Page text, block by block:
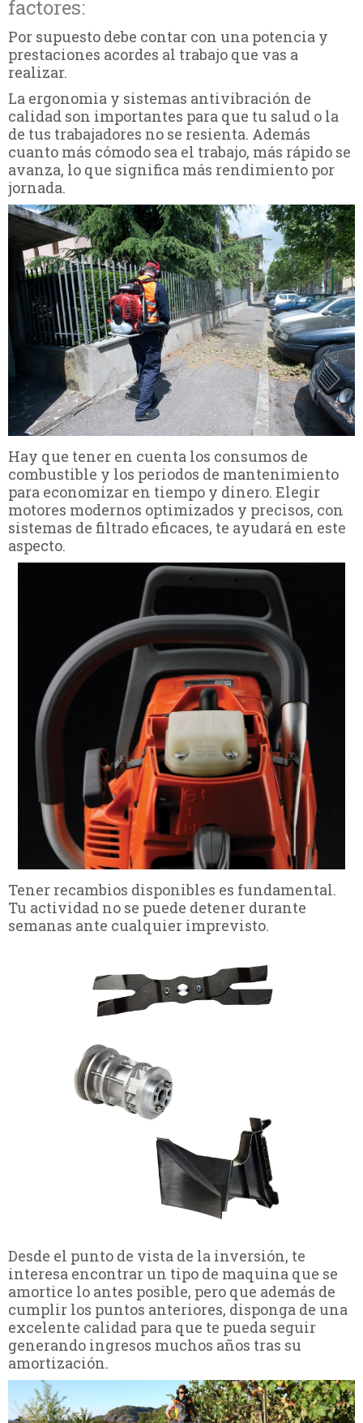
factores:
Por supuesto debe contar con una potencia y
prestaciones acordes al trabajo que vas a
realizar.
La ergonomia y sistemas antivibración de
calidad son importantes para que tu salud o la
de tus trabajadores no se resienta. Además
cuanto más cómodo sea el trabajo, más rápido se
avanza, lo que significa más rendimiento por
jornada.
Hay que tener en cuenta los consumos de
combustible y los periodos de mantenimiento
para economizar en tiempo y dinero. Elegir
motores modernos optimizados y precisos, con
sistemas de filtrado eficaces, te ayudará en este
aspecto.
Tener recambios disponibles es fundamental.
Tu actividad no se puede detener durante
semanas ante cualquier imprevisto.
Desde el punto de vista de la inversión, te
interesa encontrar un tipo de maquina que se
amortice lo antes posible, pero que además de
cumplir los puntos anteriores, disponga de una
excelente calidad para que te pueda seguir
generando ingresos muchos años tras su
amortización.